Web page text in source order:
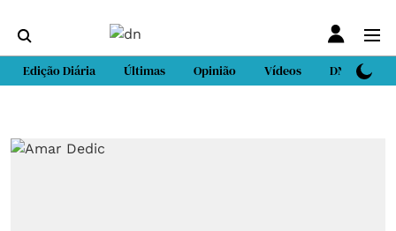
Edição Diária Últimas Opinião Vídeos DN Sport